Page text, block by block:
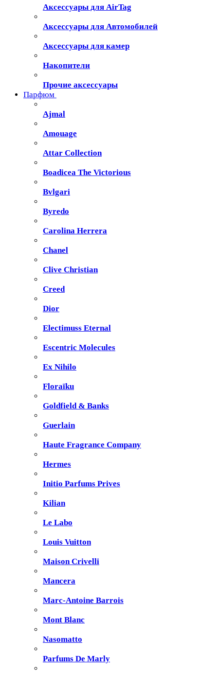
Аксессуары для AirTag
Аксессуары для Автомобилей
Аксессуары для камер
Накопители
Прочие аксессуары
Парфюм
Ajmal
Amouage
Attar Collection
Boadicea The Victorious
Bvlgari
Byredo
Carolina Herrera
Chanel
Clive Christian
Creed
Dior
Electimuss Eternal
Escentric Molecules
Ex Nihilo
Floraïku
Goldfield & Banks
Guerlain
Haute Fragrance Company
Hermes
Initio Parfums Prives
Kilian
Le Labo
Louis Vuitton
Maison Crivelli
Mancera
Marc-Antoine Barrois
Mont Blanc
Nasomatto
Parfums De Marly